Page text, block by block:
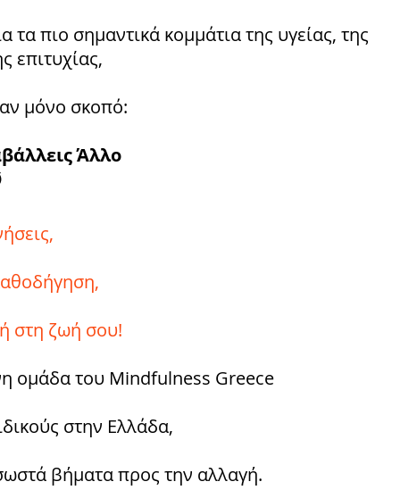
τα πιο σημαντικά κομμάτια της υγείας, της
επιτυχίας,
μόνο σκοπό:
Άλλο
στη ζωή σου!
ομάδα του Mindfulness Greece
στην Ελλάδα,
βήματα προς την αλλαγή.